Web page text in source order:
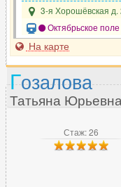
3-я Хорошёвская д.
Октябрьское поле
На карте
Стаж: 26
Гозалова
Татьяна Юрьевна